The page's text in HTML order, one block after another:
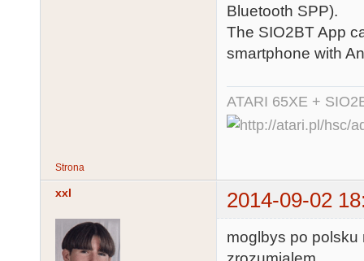
Bluetooth SPP).
The SIO2BT App
smartphone with
ATARI 65XE +
Strona
xxl 2014-09-02
moglbys po polsku